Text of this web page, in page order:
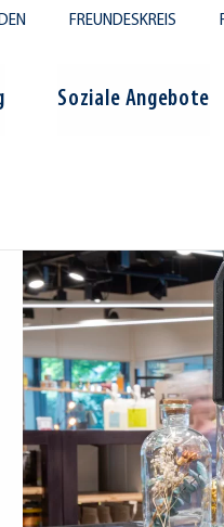
FREUNDESKREIS
Soziale Angebote